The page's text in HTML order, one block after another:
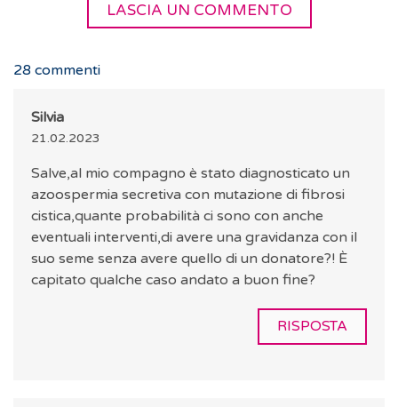
LASCIA UN COMMENTO
28 commenti
Silvia
21.02.2023
Salve,al mio compagno è stato diagnosticato un
azoospermia secretiva con mutazione di fibrosi
cistica,quante probabilità ci sono con anche
eventuali interventi,di avere una gravidanza con il
suo seme senza avere quello di un donatore?! È
capitato qualche caso andato a buon fine?
RISPOSTA